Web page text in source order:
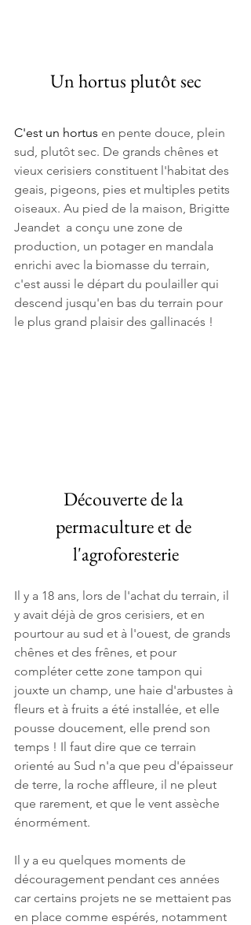
Un hortus plutôt sec
C'est un hortus en pente douce, plein
sud, plutôt sec. De grands chênes et
vieux cerisiers constituent l'habitat des
geais, pigeons, pies et multiples petits
oiseaux. Au pied de la maison, Brigitte
Jeandet  a conçu une zone de
production, un potager en mandala
enrichi avec la biomasse du terrain,
c'est aussi le départ du poulailler qui
descend jusqu'en bas du terrain pour
le plus grand plaisir des gallinacés !
Découverte de la
permaculture et de
l'agroforesterie
Il y a 18 ans, lors de l'achat du terrain, il
y avait déjà de gros cerisiers, et en
pourtour au sud et à l'ouest, de grands
chênes et des frênes, et pour
compléter cette zone tampon qui
jouxte un champ, une haie d'arbustes à
fleurs et à fruits a été installée, et elle
pousse doucement, elle prend son
temps ! Il faut dire que ce terrain
orienté au Sud n'a que peu d'épaisseur
de terre, la roche affleure, il ne pleut
que rarement, et que le vent assèche
énormément.
Il y a eu quelques moments de
découragement pendant ces années
car certains projets ne se mettaient pas
en place comme espérés, notamment